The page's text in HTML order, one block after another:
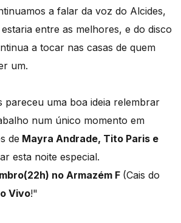
a falar da voz do Alcides,
entre as melhores, e do disco
a tocar nas casas de quem
um.
pareceu uma boa ideia relembrar
num único momento em
de Mayra Andrade, Tito Paris e
esta noite especial.
no Armazém F (Cais do
Vivo!"